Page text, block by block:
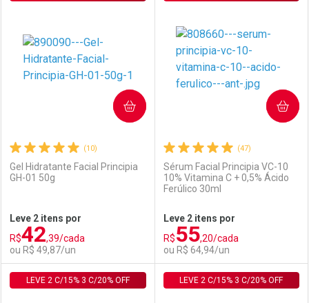
Laboratório
Comprar sem Desconto
Por R$ 55,53/cada
Por Menos
Comprar sem Desconto
Por R$ 55,53/cada
Laboratório
Comprar sem Desconto
Por R$ 61,17/cada
Por Menos
Comprar sem Desconto
Por R$ 61,17/cada
(10)
Gel Hidratante Facial Principia
GH-01 50g
Leve 2 itens por
R$42,39/cada
ou R$ 49,87/un
COMPRAR
FECHAR
FECHAR
(47)
Sérum Facial Principia VC-10
10% Vitamina C + 0,5% Ácido
Ferúlico 30ml
Leve 2 itens por
R$55,20/cada
ou R$ 64,94/un
COMPRAR
LEVE 2 C/15% 3 C/20% OFF LEVE 2 C/15% 3 C/20% OFF